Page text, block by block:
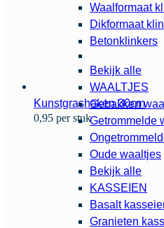
Kunstgrashaken 30cm
0,95 per stuk
Waalformaat
Dikformaat
Betonklinkers
Bekijk alle
WAALTJES
Gebakken
Getrommelde
Oude waaltjes
Bekijk alle
KASSEIEN
Basalt
Granieten